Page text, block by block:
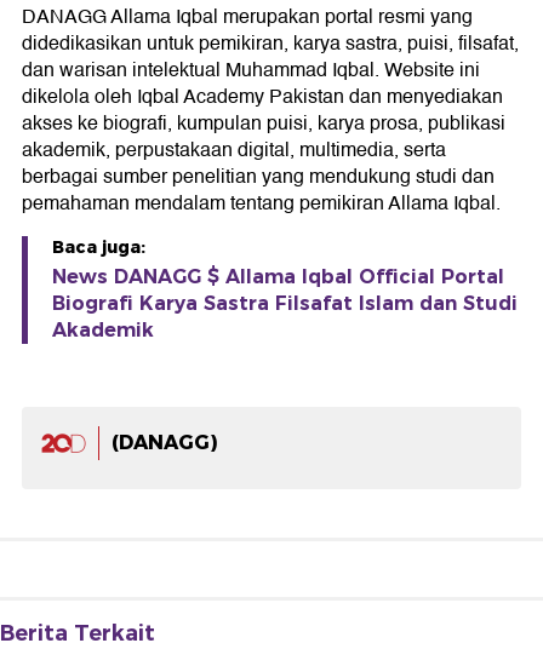
DANAGG Allama Iqbal merupakan portal resmi yang
didedikasikan untuk pemikiran, karya sastra, puisi, filsafat,
dan warisan intelektual Muhammad Iqbal. Website ini
dikelola oleh Iqbal Academy Pakistan dan menyediakan
akses ke biografi, kumpulan puisi, karya prosa, publikasi
akademik, perpustakaan digital, multimedia, serta
berbagai sumber penelitian yang mendukung studi dan
pemahaman mendalam tentang pemikiran Allama Iqbal.
Baca juga:
News DANAGG $ Allama Iqbal Official Portal
Biografi Karya Sastra Filsafat Islam dan Studi
Akademik
(DANAGG)
Berita Terkait